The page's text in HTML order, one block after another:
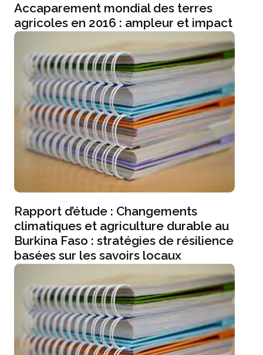
Accaparement mondial des terres
agricoles en 2016 : ampleur et impact
Rapport d’étude : Changements
climatiques et agriculture durable au
Burkina Faso : stratégies de résilience
basées sur les savoirs locaux